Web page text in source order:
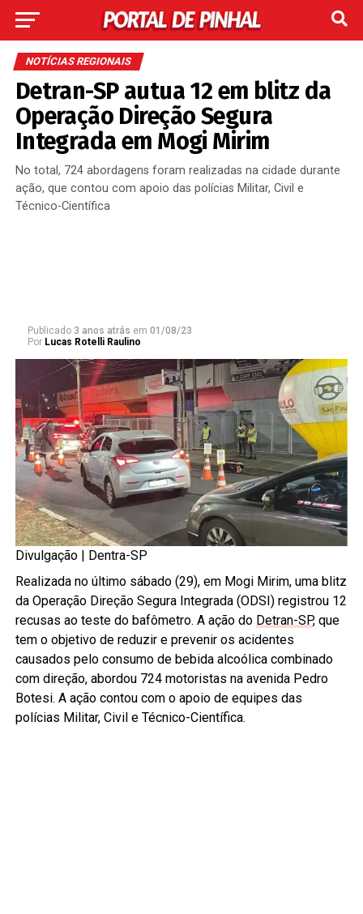
NOTÍCIAS REGIONAIS
Detran-SP autua 12 em blitz da
Operação Direção Segura
Integrada em Mogi Mirim
No total, 724 abordagens foram realizadas na cidade durante
ação, que contou com apoio das polícias Militar, Civil e
Técnico-Científica
Publicado 3 anos atrás em 01/08/23
Por Lucas Rotelli Raulino
Divulgação | Dentra-SP
Realizada no último sábado (29), em Mogi Mirim, uma blitz
da Operação Direção Segura Integrada (ODSI) registrou 12
recusas ao teste do bafômetro. A ação do Detran-SP, que
tem o objetivo de reduzir e prevenir os acidentes
causados pelo consumo de bebida alcoólica combinado
com direção, abordou 724 motoristas na avenida Pedro
Botesi. A ação contou com o apoio de equipes das
polícias Militar, Civil e Técnico-Científica.